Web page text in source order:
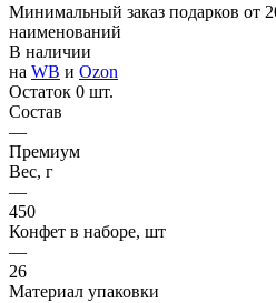
Минимальный заказ подарков от
наименований
В наличии
на WB и Ozon
Остаток 0 шт.
Состав
—
Премиум
Вес, г
—
450
Конфет в наборе, шт
—
26
Материал упаковки